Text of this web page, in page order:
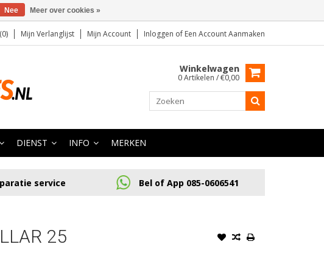
Mijn Verlanglijst Mijn Account Inloggen of Een Account Aanmaken
Winkelwagen
0 Artikelen / €0,00
DIENST INFO MERKEN
service Bel of App 085-0606541
25
Nee Meer over cookies »